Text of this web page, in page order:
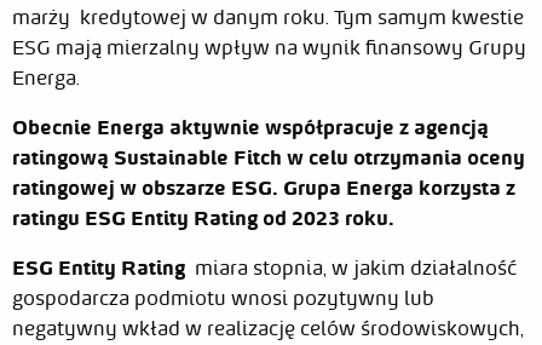
marży kredytowej w danym roku. Tym samym kwestie
ESG mają mierzalny wpływ na wynik finansowy Grupy
Energa.
Obecnie Energa aktywnie współpracuje z agencją
ratingową Sustainable Fitch w celu otrzymania oceny
ratingowej w obszarze ESG. Grupa Energa korzysta z
ratingu ESG Entity Rating od 2023 roku.
ESG Entity Rating miara stopnia, w jakim działalność
gospodarcza podmiotu wnosi pozytywny lub
negatywny wkład w realizację celów środowiskowych,